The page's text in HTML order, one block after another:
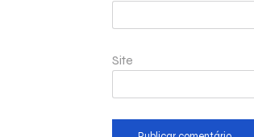
Site